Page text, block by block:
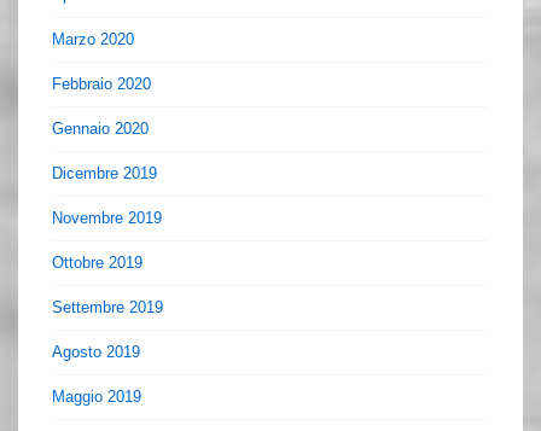
Marzo 2020
Febbraio 2020
Gennaio 2020
Dicembre 2019
Novembre 2019
Ottobre 2019
Settembre 2019
Agosto 2019
Maggio 2019